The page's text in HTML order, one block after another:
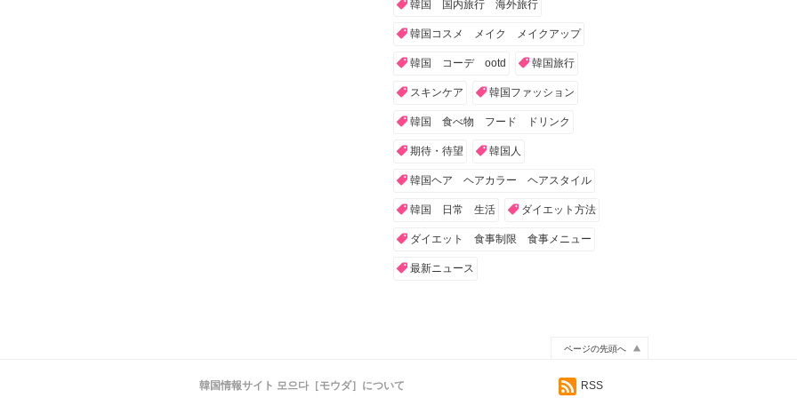
韓国 国内旅行 海外旅行
韓国コスメ メイク メイクアップ
韓国 コーデ ootd 韓国旅行
スキンケア 韓国ファッション
韓国 食べ物 フード ドリンク
期待・待望 韓国人
韓国ヘア ヘアカラー ヘアスタイル
韓国 日常 生活 ダイエット方法
ダイエット 食事制限 食事メニュー
最新ニュース
ページの先頭へ
韓国情報サイト 모으다［モウダ］について RSS